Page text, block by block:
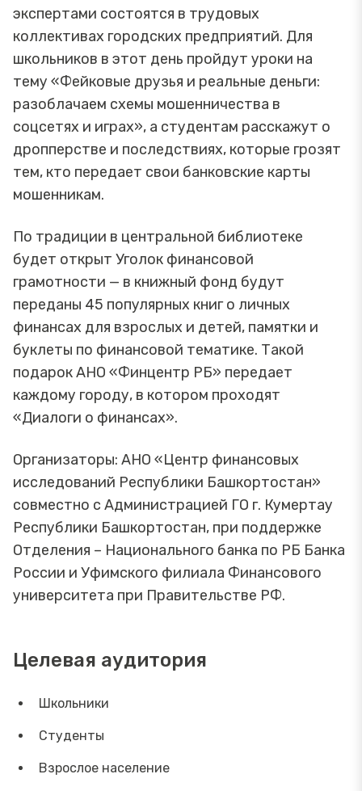
экспертами состоятся в трудовых
коллективах городских предприятий. Для
школьников в этот день пройдут уроки на
тему «Фейковые друзья и реальные деньги:
разоблачаем схемы мошенничества в
соцсетях и играх», а студентам расскажут о
дропперстве и последствиях, которые грозят
тем, кто передает свои банковские карты
мошенникам.
По традиции в центральной библиотеке
будет открыт Уголок финансовой
грамотности — в книжный фонд будут
переданы 45 популярных книг о личных
финансах для взрослых и детей, памятки и
буклеты по финансовой тематике. Такой
подарок АНО «Финцентр РБ» передает
каждому городу, в котором проходят
«Диалоги о финансах».
Организаторы: АНО «Центр финансовых
исследований Республики Башкортостан»
совместно с Администрацией ГО г. Кумертау
Республики Башкортостан, при поддержке
Отделения – Национального банка по РБ Банка
России и Уфимского филиала Финансового
университета при Правительстве РФ.
Целевая аудитория
Школьники
Студенты
Взрослое население